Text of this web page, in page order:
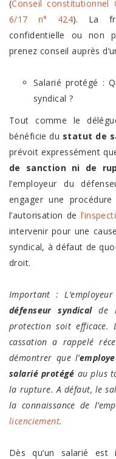
(Conseil constitutionnel
6/17 n° 424).
La
confidentielle ou non
prenez conseil auprès
Salarié protégé :
syndical ?
Tout comme le
bénéficie du statut de
prévoit expressément
de sanction ni de
l’employeur du
engager une
l’autorisation de
intervenir pour une
syndical, à défaut de
droit.
Important : L’employeur
défenseur syndicalde
protection soit efficace.
cassation a rappelé
démontrer que l’
salarié protégé au plus
la rupture. A défaut, le
la connaissance de
licenciement.
Dès qu’un salarié